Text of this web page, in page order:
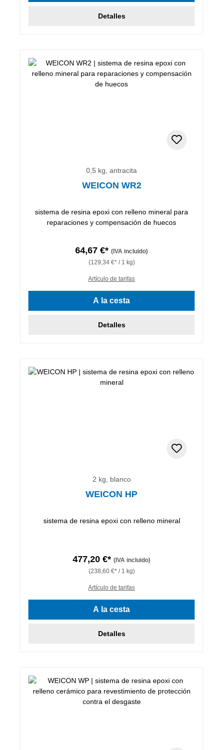
Detalles
0,5 kg, antracita
WEICON WR2
sistema de resina epoxi con relleno mineral para
reparaciones y compensación de huecos
64,67 €* (IVA incluido)
(129,34 €* / 1 kg)
Artículo de tarifas
A la cesta
Detalles
2 kg, blanco
WEICON HP
sistema de resina epoxi con relleno mineral
477,20 €* (IVA incluido)
(238,60 €* / 1 kg)
Artículo de tarifas
A la cesta
Detalles